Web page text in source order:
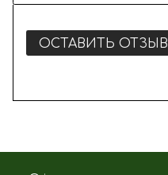
ОСТАВИТЬ ОТЗЫВ